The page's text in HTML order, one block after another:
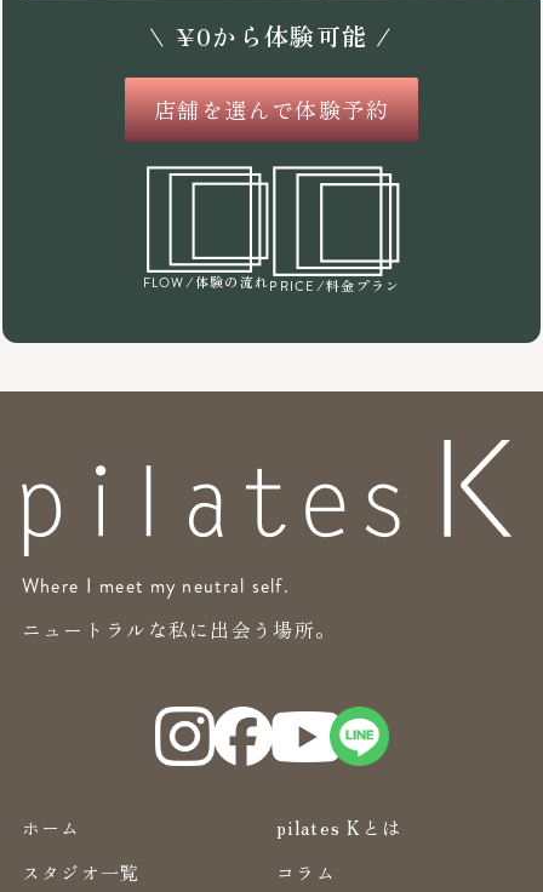
\ ¥0から体験可能 /
店舗を選んで体験予約
FLOW /体験の流れPRICE /料金プラン
Where I meet my neutral self.
ニュートラルな私に出会う場所。
ホーム
pilates Kとは
スタジオ一覧
コラム